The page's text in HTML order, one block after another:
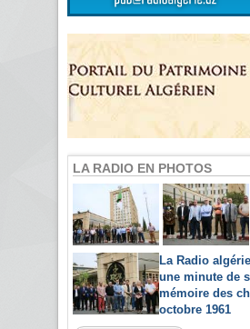
LA RADIO EN PHOTOS
La Radio
une minute de
mémoire des
octobre 1961